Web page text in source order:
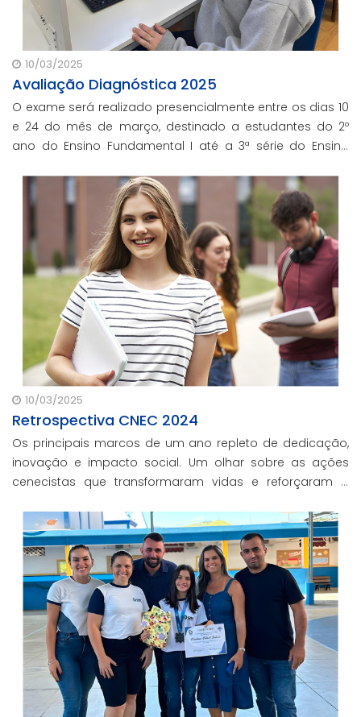
10/03/2025
Avaliação Diagnóstica 2025
O exame será realizado presencialmente entre os dias 10
e 24 do mês de março, destinado a estudantes do 2º
ano do Ensino Fundamental I até a 3ª série do Ensino
10/03/2025
Retrospectiva CNEC 2024
Os principais marcos de um ano repleto de dedicação,
inovação e impacto social. Um olhar sobre as ações
cenecistas que transformaram vidas e reforçaram o